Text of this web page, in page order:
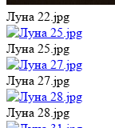
Луна 22.jpg
Луна 25.jpg
Луна 27.jpg
Луна 28.jpg